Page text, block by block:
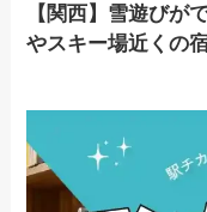
【関西】雪遊びが
やスキー場近くの